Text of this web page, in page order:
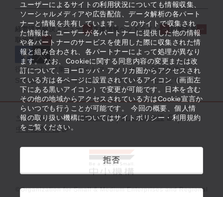
ユーザーによるサイトの利用状況についても情報収集、
ソーシャルメディアや広告配信、データ解析の各パート
ナーと情報を共有しています。 このサイトで収集され
た情報は、ユーザーが各パートナーに提供した他の情報
や各パートナーのサービスを使用した際に収集された情
報と組み合わされ、各パートナーによって処理が異なり
ます。 なお、Cookieに関する同意内容の変更または改
訂について、ヨーロッパ・アメリカ圏からアクセスされ
ている方は各ページに設置されているアイコン（画面左
下にある黒いアイコン）で変更が可能です。日本を含む
その他の地域からアクセスされている方はCookie宣言か
らいつでも行うことが可能です。 今回の概要、個人情
報の取り扱い機構についてはサイトポリシー・利用規約
をご覧ください。
拒否
経営課題解決メニュー 支援情報ヘッドライン
起業支援
取組事例
役立つリンク集 サイトマップ
サイト利用条件
SNS公式アカウント一覧
ウェブアクセシビリティ
サイトポリシー・利用規約
個人情報保護
中小機構とは
©Organization for Small & Medium Enterprises and Regional